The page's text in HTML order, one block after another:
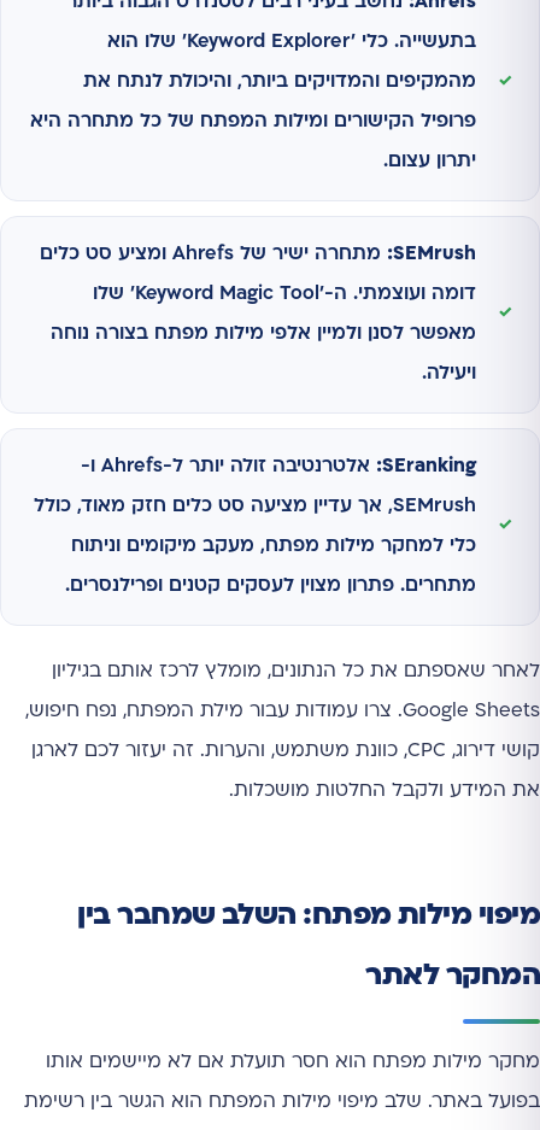
בתעשייה. כלי 'Keyword Explorer' שלו הוא
מהמקיפים והמדויקים ביותר, והיכולת לנתח את
פרופיל הקישורים ומילות המפתח של כל מתחרה היא
יתרון עצום.
SEMrush: מתחרה ישיר של Ahrefs ומציע סט כלים
דומה ועוצמתי. ה-'Keyword Magic Tool' שלו
מאפשר לסנן ולמיין אלפי מילות מפתח בצורה נוחה
ויעילה.
SEranking: אלטרנטיבה זולה יותר ל-Ahrefs ו-
SEMrush, אך עדיין מציעה סט כלים חזק מאוד, כולל
כלי למחקר מילות מפתח, מעקב מיקומים וניתוח
מתחרים. פתרון מצוין לעסקים קטנים ופרילנסרים.
לאחר שאספתם את כל הנתונים, מומלץ לרכז אותם בגיליון
Google Sheets. צרו עמודות עבור מילת המפתח, נפח חיפוש,
קושי דירוג, CPC, כוונת משתמש, והערות. זה יעזור לכם לארגן
את המידע ולקבל החלטות מושכלות.
מיפוי מילות מפתח: השלב שמחבר בין
המחקר לאתר
מחקר מילות מפתח הוא חסר תועלת אם לא מיישמים אותו
בפועל באתר. שלב מיפוי מילות המפתח הוא הגשר בין רשימת